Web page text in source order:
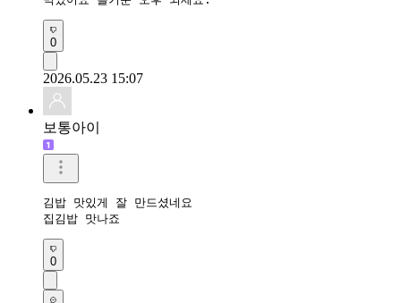
0
2026.05.23 15:07
보통아이
김밥 맛있게 잘 만드셨네요
집김밥 맛나죠
0